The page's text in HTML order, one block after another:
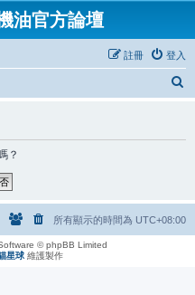
油官方論壇
登入
註冊
？
所有顯示的時間為 UTC+08:00
© phpBB Limited
星球 維護製作